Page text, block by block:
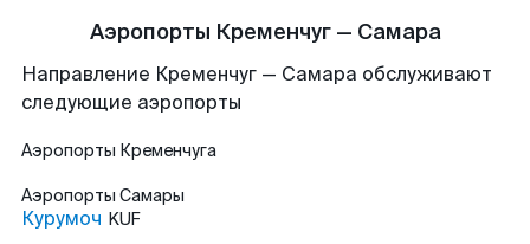
Аэропорты Кременчуг — Самара
Направление Кременчуг — Самара обслуживают
следующие аэропорты
Аэропорты Кременчуга
Аэропорты Самары
Курумоч KUF